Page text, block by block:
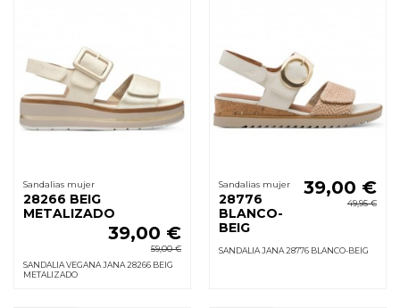
Sandalias mujer
28266 BEIG
METALIZADO
39,00 €
59,00 €
SANDALIA VEGANA JANA 28266 BEIG
METALIZADO
Sandalias mujer
28776
BLANCO-
BEIG
39,00 €
49,95 €
SANDALIA JANA 28776 BLANCO-BEIG